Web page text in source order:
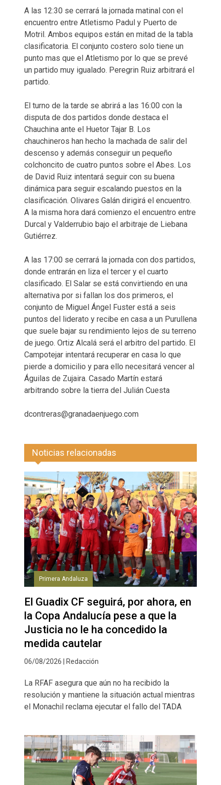
A las 12:30 se cerrará la jornada matinal con el
encuentro entre Atletismo Padul y Puerto de
Motril. Ambos equipos están en mitad de la tabla
clasificatoria. El conjunto costero solo tiene un
punto mas que el Atletismo por lo que se prevé
un partido muy igualado. Peregrin Ruiz arbitrará el
partido.
El turno de la tarde se abrirá a las 16:00 con la
disputa de dos partidos donde destaca el
Chauchina ante el Huetor Tajar B. Los
chauchineros han hecho la machada de salir del
descenso y además conseguir un pequeño
colchoncito de cuatro puntos sobre el Abes. Los
de David Ruiz intentará seguir con su buena
dinámica para seguir escalando puestos en la
clasificación. Olivares Galán dirigirá el encuentro.
A la misma hora dará comienzo el encuentro entre
Durcal y Valderrubio bajo el arbitraje de Liebana
Gutiérrez.
A las 17:00 se cerrará la jornada con dos partidos,
donde entrarán en liza el tercer y el cuarto
clasificado. El Salar se está convirtiendo en una
alternativa por si fallan los dos primeros, el
conjunto de Miguel Ángel Fuster está a seis
puntos del liderato y recibe en casa a un Purullena
que suele bajar su rendimiento lejos de su terreno
de juego. Ortiz Alcalá será el arbitro del partido. El
Campotejar intentará recuperar en casa lo que
pierde a domicilio y para ello necesitará vencer al
Águilas de Zujaira. Casado Martín estará
arbitrando sobre la tierra del Julián Cuesta
dcontreras@granadaenjuego.com
Noticias relacionadas
Primera Andaluza
El Guadix CF seguirá, por ahora, en
la Copa Andalucía pese a que la
Justicia no le ha concedido la
medida cautelar
06/08/2026 | Redacción
La RFAF asegura que aún no ha recibido la
resolución y mantiene la situación actual mientras
el Monachil reclama ejecutar el fallo del TADA